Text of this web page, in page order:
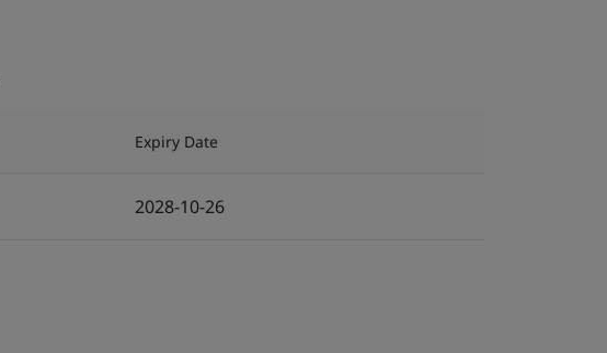
Expiry Date
2028-10-26